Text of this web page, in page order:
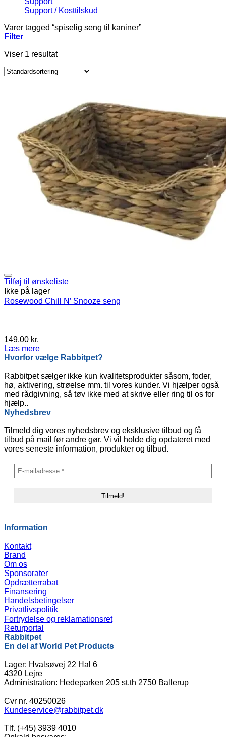
Support / Kosttilskud
Varer tagged “spiselig seng til kaniner”
Filter
Viser 1 resultat
Tilføj til ønskeliste
Ikke på lager
Rosewood Chill N’ Snooze seng
149,00 kr.
Læs mere
Hvorfor vælge Rabbitpet?
Rabbitpet sælger ikke kun kvalitetsprodukter såsom, foder,
hø, aktivering, strøelse mm. til vores kunder. Vi hjælper også
med rådgivning, så tøv ikke med at skrive eller ring til os for
hjælp..
Nyhedsbrev
Tilmeld dig vores nyhedsbrev og eksklusive tilbud og få
tilbud på mail før andre gør. Vi vil holde dig opdateret med
vores seneste information, produkter og tilbud.
Information
Kontakt
Brand
Om os
Sponsorater
Opdrætterrabat
Finansering
Handelsbetingelser
Privatlivspolitik
Fortrydelse og reklamationsret
Returportal
Rabbitpet
En del af World Pet Products
Lager: Hvalsøvej 22 Hal 6
4320 Lejre
Administration: Hedeparken 205 st.th 2750 Ballerup
Cvr nr. 40250026
Kundeservice@rabbitpet.dk
Tlf. (+45) 3939 4010